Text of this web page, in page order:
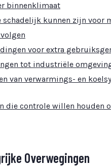
binnenklimaat
kunnen zijn voor
voor extra
tot industriële
van verwarmings- en
die controle willen houden
Overwegingen